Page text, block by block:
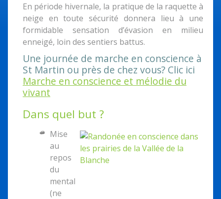
En période hivernale, la pratique de la raquette à
neige en toute sécurité donnera lieu à une
formidable sensation d’évasion en milieu
enneigé, loin des sentiers battus.
Une journée de marche en conscience à
St Martin ou près de chez vous? Clic ici
Marche en conscience et mélodie du
vivant
Dans quel but ?
Mise
au
repos
du
mental
(ne